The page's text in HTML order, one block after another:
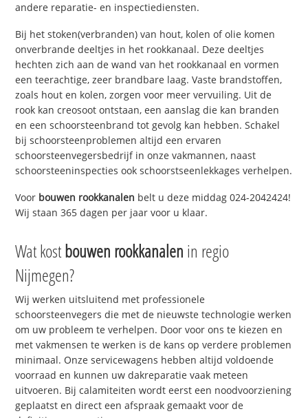
andere reparatie- en inspectiediensten.
Bij het stoken(verbranden) van hout, kolen of olie komen
onverbrande deeltjes in het rookkanaal. Deze deeltjes
hechten zich aan de wand van het rookkanaal en vormen
een teerachtige, zeer brandbare laag. Vaste brandstoffen,
zoals hout en kolen, zorgen voor meer vervuiling. Uit de
rook kan creosoot ontstaan, een aanslag die kan branden
en een schoorsteenbrand tot gevolg kan hebben. Schakel
bij schoorsteenproblemen altijd een ervaren
schoorsteenvegersbedrijf in onze vakmannen, naast
schoorsteeninspecties ook schoorstseenlekkages verhelpen.
Voor bouwen rookkanalen belt u deze middag 024-2042424!
Wij staan 365 dagen per jaar voor u klaar.
Wat kostbouwen rookkanalen in regio
Nijmegen?
Wij werken uitsluitend met professionele
schoorsteenvegers die met de nieuwste technologie werken
om uw probleem te verhelpen. Door voor ons te kiezen en
met vakmensen te werken is de kans op verdere problemen
minimaal. Onze servicewagens hebben altijd voldoende
voorraad en kunnen uw dakreparatie vaak meteen
uitvoeren. Bij calamiteiten wordt eerst een noodvoorziening
geplaatst en direct een afspraak gemaakt voor de